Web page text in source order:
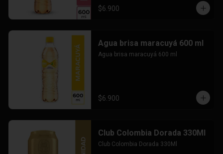
$6.900
Agua brisa maracuyá 600 ml
Agua brisa maracuyá 600 ml
$6.900
Club Colombia Dorada 330Ml
Club Colombia Dorada 330Ml